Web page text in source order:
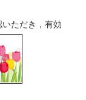
ただき，有効